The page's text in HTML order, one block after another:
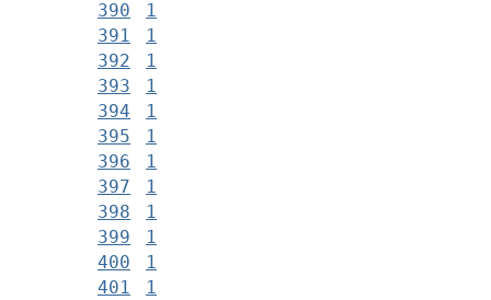
390
1
391
1
392
1
393
1
394
1
395
1
396
1
397
1
398
1
399
1
400
1
401
1